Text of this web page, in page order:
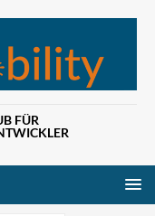
FÜR